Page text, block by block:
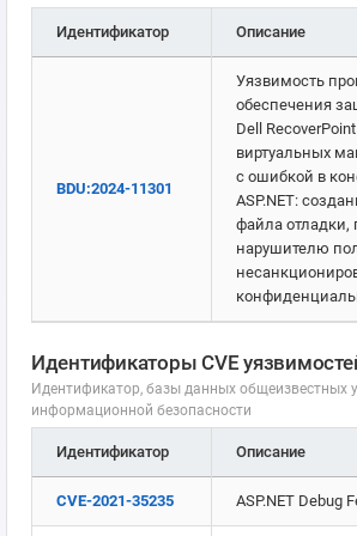
Идентификатор Описание
BDU:2024-11301
Уязвимость
обеспечения
Dell
виртуальных
с ошибкой в
ASP.NET:
файла
нарушителю
Идентификаторы CVE
Идентификатор, базы данных общеизвестных
информационной безопасности
Идентификатор Описание
CVE-2021-35235 ASP.NET Debug